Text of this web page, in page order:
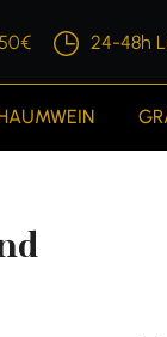
24-48h